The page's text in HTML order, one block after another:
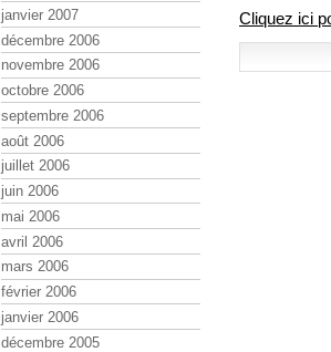
Cliquez ici
janvier 2007
décembre 2006
novembre 2006
octobre 2006
septembre 2006
août 2006
juillet 2006
juin 2006
mai 2006
avril 2006
mars 2006
février 2006
janvier 2006
décembre 2005